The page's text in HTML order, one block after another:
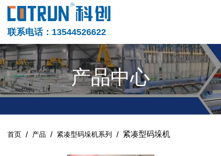
联系电话：13544526622
产品中心
首页 / 产品 / 紧凑型码垛机系列 / 紧凑型码垛机